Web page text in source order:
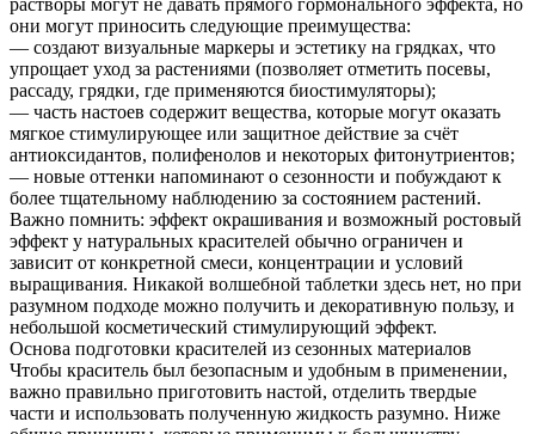
они могут приносить следующие преимущества:
— создают визуальные маркеры и эстетику на грядках, что
упрощает уход за растениями (позволяет отметить посевы,
рассаду, грядки, где применяются биостимуляторы);
— часть настоев содержит вещества, которые могут оказать
мягкое стимулирующее или защитное действие за счёт
антиоксидантов, полифенолов и некоторых фитонутриентов;
— новые оттенки напоминают о сезонности и побуждают к
более тщательному наблюдению за состоянием растений.
Важно помнить: эффект окрашивания и возможный ростовый
эффект у натуральных красителей обычно ограничен и
зависит от конкретной смеси, концентрации и условий
выращивания. Никакой волшебной таблетки здесь нет, но при
разумном подходе можно получить и декоративную пользу, и
небольшой косметический стимулирующий эффект.
Основа подготовки красителей из сезонных материалов
Чтобы краситель был безопасным и удобным в применении,
важно правильно приготовить настой, отделить твердые
части и использовать полученную жидкость разумно. Ниже